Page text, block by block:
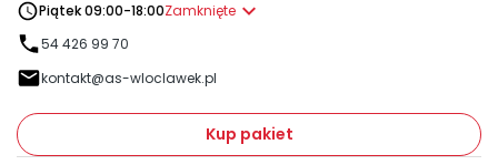
Ubezpieczenie psa i kota
Benefit dla firm
Piątek 09:00-18:00Zamknięte
54 426 99 70
kontakt@as-wloclawek.pl
Kup pakiet